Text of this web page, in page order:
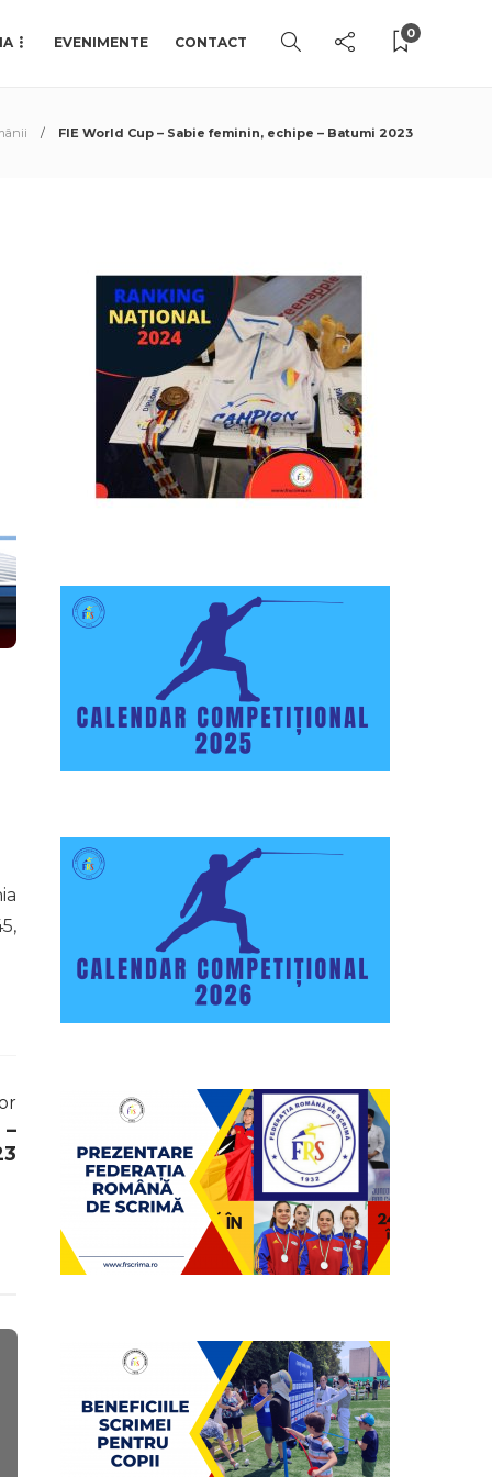
EVENIMENTE CONTACT
0
FIE World Cup – Sabie feminin, echipe – Batumi 2023